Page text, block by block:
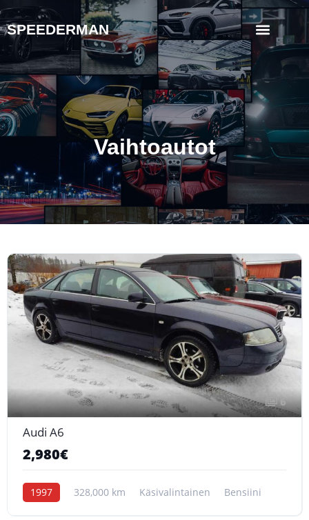
SPEEDERMAN
Vaihtoautot
6
Audi A6
2,980€
1997 328,000 km Käsivalintainen Bensiini